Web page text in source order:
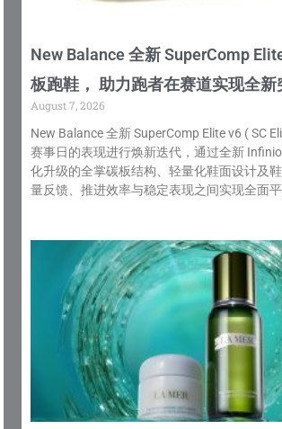
New Balance 全新 SuperComp
板跑鞋， 助力跑者在赛道实现全新
August 7, 2026
New Balance 全新 SuperComp Elite v6 ( SC
赛事日的表现进行焕新迭代，通过全新
化升级的全掌碳板结构、轻量化鞋面设计及
量反馈、推进效率与稳定表现之间实现全面平